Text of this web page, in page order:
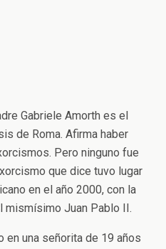
Gabriele Amorth es el
de Roma. Afirma haber
Pero ninguno fue
que dice tuvo lugar
en el año 2000, con la
mismísimo Juan Pablo II.
en una señorita de 19 años